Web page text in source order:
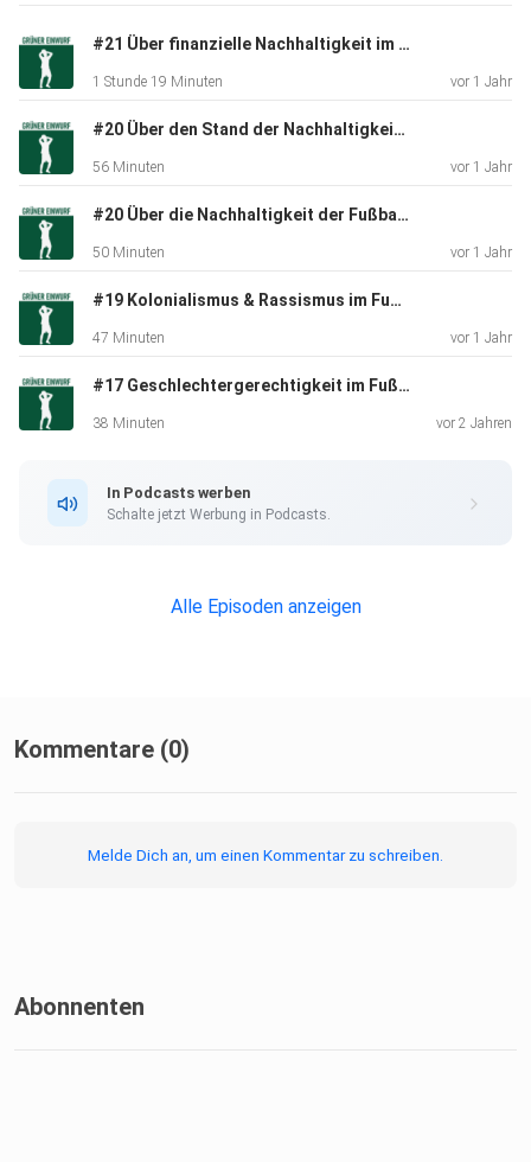
Darüber hinaus arbeitet Alice im BMUV-geförderten
Projekt
"Breitensport, Umwelt und Nachhaltigkeit (BUNA)".
Show-Notes:
Nachhaltigkeitsstrategie der Bundesregierung
Stellungnahme der Fokusgruppe Nachhaltigkeit.
#21 Über finanzielle Nachhaltigkeit im Fußball - im Gespräch mit Benni Hofmann (Kicker)
1 Stunde 19 Minuten vor 1 Jahr
#20 Über den Stand der Nachhaltigkeit in der Bundesliga - Im Gespräch mit Maximilian Rieger & Jenny Amann - Teil 2
56 Minuten vor 1 Jahr
#20 Über die Nachhaltigkeit der Fußball-EM 2024 - im Gespräch mit Maximilian Rieger (freier Journalist) & Jenny Amann (Doktorandin Universität Loughborough)
50 Minuten vor 1 Jahr
#19 Kolonialismus & Rassismus im Fußball - im Gespräch mit Ronny Blaschke (Buchautor) und Pablo Thiam (Ex-Bundesligaspieler)
47 Minuten vor 1 Jahr
#17 Geschlechtergerechtigkeit im Fußball - im Gespräch mit Julia Möhn (Geschäftsführerin Fußball kann mehr gGmbH)
38 Minuten vor 2 Jahren
In Podcasts werben
Schalte jetzt Werbung in Podcasts.
Alle Episoden anzeigen
Kommentare (0)
Melde Dich an, um einen Kommentar zu schreiben.
Abonnenten